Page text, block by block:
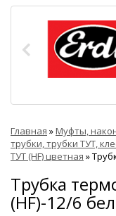
Главная »Муфты,
трубки, трубки ТУТ,
ТУТ (HF) цветная »
Трубка
(HF)-12/6